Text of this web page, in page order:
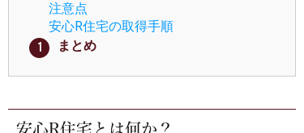
注意点
安心R住宅の取得手順
まとめ
安心R住宅とは何か？